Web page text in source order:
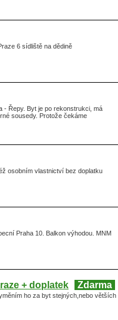
6 sídliště na dědině
- Řepy. Byt je po rekonstrukci, má
sousedy. Protože čekáme
osobním vlastnictví bez doplatku
Praha 10. Balkon výhodou. MNM
+ doplatek Zdarma
ho za byt stejných,nebo větších